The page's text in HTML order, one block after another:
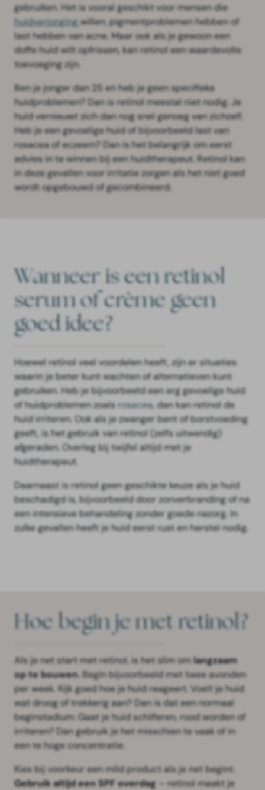
gebruiken. Het is vooral geschikt voor mensen die
huidverjongingwillen, pigmentproblemen hebben of
last hebben van acne. Maar ook als je gewoon een
doffe huid wilt opfrissen, kan retinol een waardevolle
toevoeging zijn.
Ben je jonger dan 25 en heb je geen specifieke
huidproblemen? Dan is retinol meestal niet nodig. Je
huid vernieuwt zich dan nog snel genoeg van zichzelf.
Heb je een gevoelige huid of bijvoorbeeld last van
rosacea of eczeem? Dan is het belangrijk om eerst
advies in te winnen bij een huidtherapeut. Retinol kan
in deze gevallen voor irritatie zorgen als het niet goed
wordt opgebouwd of gecombineerd.
Wanneer is een retinol
serum of crème geen
goed idee?
Hoewel retinol veel voordelen heeft, zijn er situaties
waarin je beter kunt wachten of alternatieven kunt
gebruiken. Heb je bijvoorbeeld een erg gevoelige huid
of huidproblemen zoalsrosacea, dan kan retinol de
huid irriteren. Ook als je zwanger bent of borstvoeding
geeft, is het gebruik van retinol (zelfs uitwendig)
afgeraden. Overleg bij twijfel altijd met je
huidtherapeut.
Daarnaast is retinol geen geschikte keuze als je huid
beschadigd is, bijvoorbeeld door zonverbranding of na
een intensieve behandeling zonder goede nazorg. In
zulke gevallen heeft je huid eerst rust en herstel nodig.
Hoe begin je met retinol?
Als je net start met retinol, is het slim omlangzaam
op te bouwen. Begin bijvoorbeeld met twee avonden
per week. Kijk goed hoe je huid reageert. Voelt je huid
wat droog of trekkerig aan? Dan is dat een normaal
beginstadium. Gaat je huid schilferen, rood worden of
irriteren? Dan gebruik je het misschien te vaak of in
een te hoge concentratie.
Kies bij voorkeur een mild product als je net begint.
Gebruik altijd een SPF overdag – retinol maakt je